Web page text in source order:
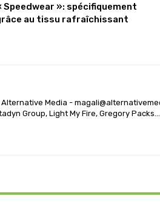
Speedwear »: spécifiquement
au tissu rafraîchissant
Media -
Group, Light My Fire, Gregory Packs...